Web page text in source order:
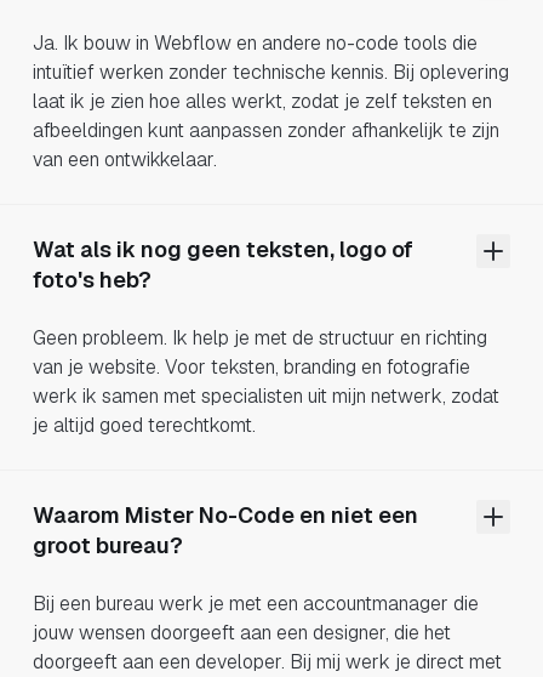
Ja. Ik bouw in Webflow en andere no-code tools die
intuïtief werken zonder technische kennis. Bij oplevering
laat ik je zien hoe alles werkt, zodat je zelf teksten en
afbeeldingen kunt aanpassen zonder afhankelijk te zijn
van een ontwikkelaar.
Wat als ik nog geen teksten, logo of
foto's heb?
Geen probleem. Ik help je met de structuur en richting
van je website. Voor teksten, branding en fotografie
werk ik samen met specialisten uit mijn netwerk, zodat
je altijd goed terechtkomt.
Waarom Mister No-Code en niet een
groot bureau?
Bij een bureau werk je met een accountmanager die
jouw wensen doorgeeft aan een designer, die het
doorgeeft aan een developer. Bij mij werk je direct met